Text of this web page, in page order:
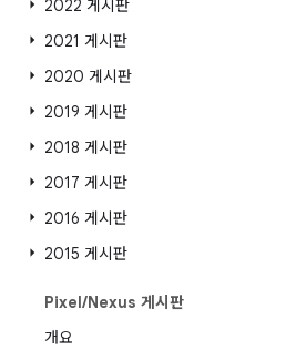
2022 게시판
2021 게시판
2020 게시판
2019 게시판
2018 게시판
2017 게시판
2016 게시판
2015 게시판
Pixel/Nexus 게시판
개요